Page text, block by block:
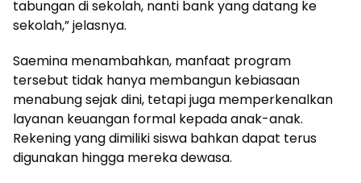
tabungan di sekolah, nanti bank yang datang ke
sekolah,” jelasnya.
Saemina menambahkan, manfaat program
tersebut tidak hanya membangun kebiasaan
menabung sejak dini, tetapi juga memperkenalkan
layanan keuangan formal kepada anak-anak.
Rekening yang dimiliki siswa bahkan dapat terus
digunakan hingga mereka dewasa.